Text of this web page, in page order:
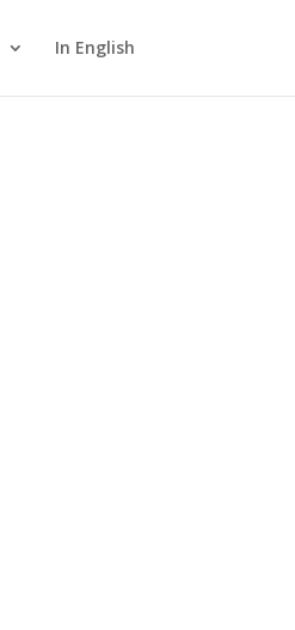
In English